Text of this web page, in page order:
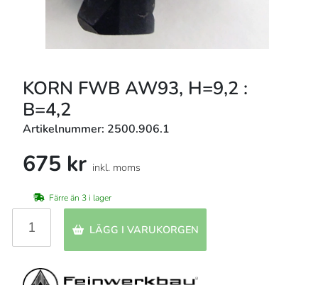
KORN FWB AW93, H=9,2 :
B=4,2
Artikelnummer: 2500.906.1
675 kr inkl. moms
Färre än 3 i lager
LÄGG I VARUKORGEN